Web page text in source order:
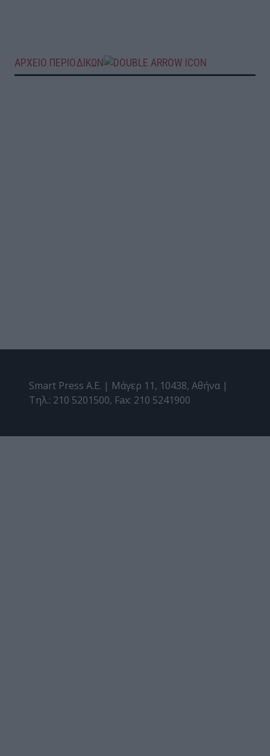
ΑΡΧΕΙΟ ΠΕΡΙΟΔΙΚΩΝ
Smart Press A.E. | Μάγερ 11, 10438, Αθήνα |
Τηλ.: 210 5201500, Fax: 210 5241900